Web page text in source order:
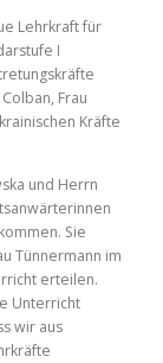
Lehrkraft für
I
Frau
Kräfte
und Herrn
Sie
Tünnermann im
erteilen.
Unterricht
wir aus